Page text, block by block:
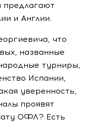
предлагают
и Англии.
что
названные
турниры,
Испании,
уверенность,
проявят
ОФЛ? Есть